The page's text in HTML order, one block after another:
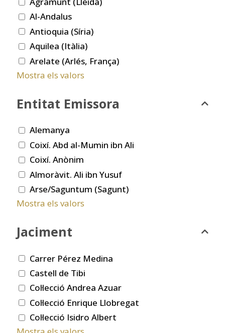
Al-Andalus
Antioquia (Síria)
Aquilea (Itàlia)
Arelate (Arlés, França)
Mostra els valors
Entitat Emissora
Alemanya
Coixí. Abd al-Mumin ibn Ali
Coixí. Anònim
Almoràvit. Ali ibn Yusuf
Arse/Saguntum (Sagunt)
Mostra els valors
Jaciment
Carrer Pérez Medina
Castell de Tibi
Col·lecció Andrea Azuar
Col·lecció Enrique Llobregat
Col·lecció Isidro Albert